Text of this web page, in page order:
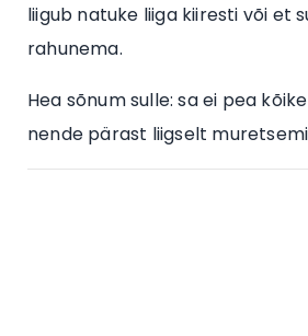
liigub natuke liiga kiiresti või et
rahunema.
Hea sõnum sulle: sa ei pea
nende pärast liigselt